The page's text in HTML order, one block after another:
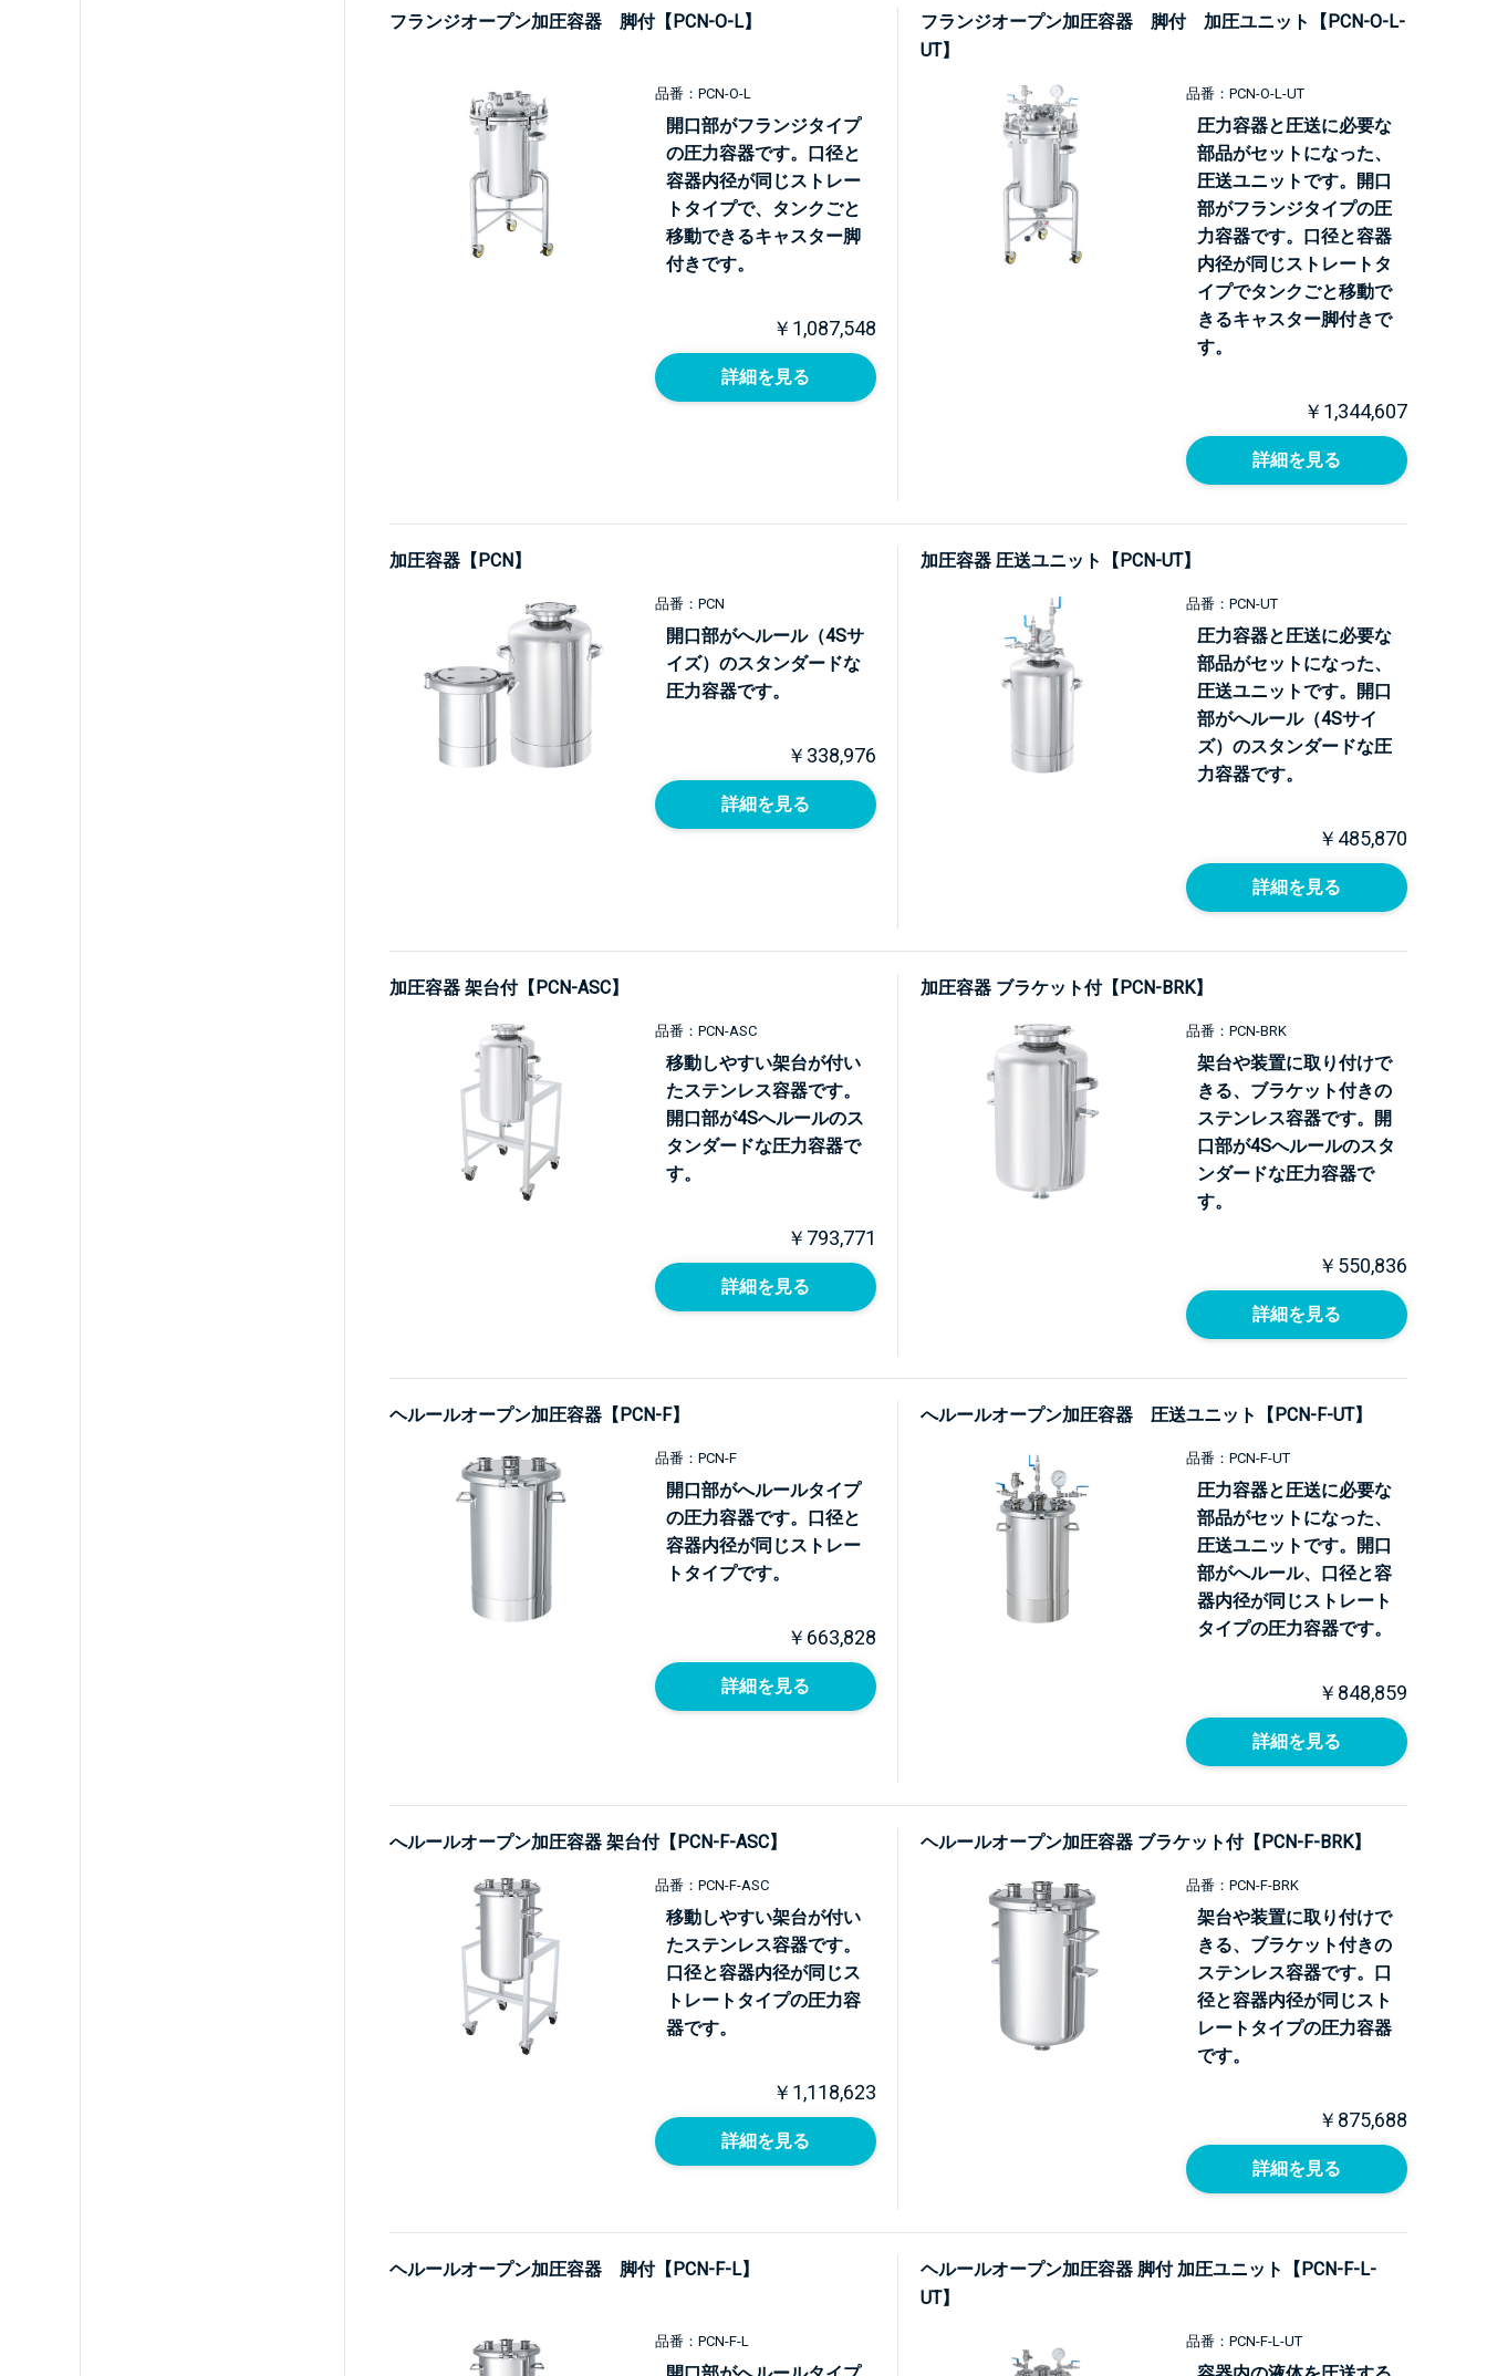
フランジオープン加圧容器 脚付【PCN-O-L】
品番：PCN-O-L
開口部がフランジタイプ
の圧力容器です。口径と
容器内径が同じストレー
トタイプで、タンクごと
移動できるキャスター脚
付きです。
￥1,087,548
詳細を見る
フランジオープン加圧容器 脚付 加圧ユニット【PCN-O-L-
UT】
品番：PCN-O-L-UT
圧力容器と圧送に必要な
部品がセットになった、
圧送ユニットです。開口
部がフランジタイプの圧
力容器です。口径と容器
内径が同じストレートタ
イプでタンクごと移動で
きるキャスター脚付きで
す。
￥1,344,607
詳細を見る
加圧容器【PCN】
品番：PCN
開口部がへルール（4Sサ
イズ）のスタンダードな
圧力容器です。
￥338,976
詳細を見る
加圧容器 圧送ユニット【PCN-UT】
品番：PCN-UT
圧力容器と圧送に必要な
部品がセットになった、
圧送ユニットです。開口
部がへルール（4Sサイ
ズ）のスタンダードな圧
力容器です。
￥485,870
詳細を見る
加圧容器 架台付【PCN-ASC】
品番：PCN-ASC
移動しやすい架台が付い
たステンレス容器です。
開口部が4Sへルールのス
タンダードな圧力容器で
す。
￥793,771
詳細を見る
加圧容器 ブラケット付【PCN-BRK】
品番：PCN-BRK
架台や装置に取り付けで
きる、ブラケット付きの
ステンレス容器です。開
口部が4Sへルールのスタ
ンダードな圧力容器で
す。
￥550,836
詳細を見る
ヘルールオープン加圧容器【PCN-F】
品番：PCN-F
開口部がへルールタイプ
の圧力容器です。口径と
容器内径が同じストレー
トタイプです。
￥663,828
詳細を見る
へルールオープン加圧容器 圧送ユニット【PCN-F-UT】
品番：PCN-F-UT
圧力容器と圧送に必要な
部品がセットになった、
圧送ユニットです。開口
部がへルール、口径と容
器内径が同じストレート
タイプの圧力容器です。
￥848,859
詳細を見る
へルールオープン加圧容器 架台付【PCN-F-ASC】
品番：PCN-F-ASC
移動しやすい架台が付い
たステンレス容器です。
口径と容器内径が同じス
トレートタイプの圧力容
器です。
￥1,118,623
詳細を見る
ヘルールオープン加圧容器 ブラケット付【PCN-F-BRK】
品番：PCN-F-BRK
架台や装置に取り付けで
きる、ブラケット付きの
ステンレス容器です。口
径と容器内径が同じスト
レートタイプの圧力容器
です。
￥875,688
詳細を見る
ヘルールオープン加圧容器 脚付【PCN-F-L】
品番：PCN-F-L
ヘルールオープン加圧容器 脚付 加圧ユニット【PCN-F-L-
UT】
品番：PCN-F-L-UT